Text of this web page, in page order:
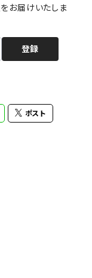
お届けいたしま
登録
ポスト